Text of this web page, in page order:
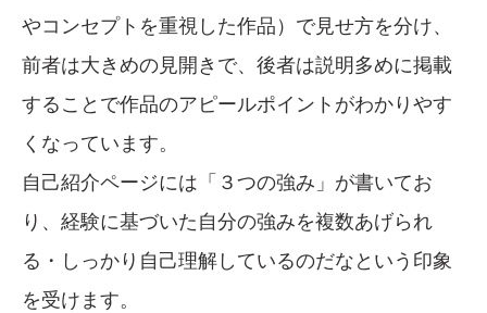
やコンセプトを重視した作品）で見せ方を分け、
前者は大きめの見開きで、後者は説明多めに掲載
することで作品のアピールポイントがわかりやす
くなっています。
自己紹介ページには「３つの強み」が書いてお
り、経験に基づいた自分の強みを複数あげられ
る・しっかり自己理解しているのだなという印象
を受けます。